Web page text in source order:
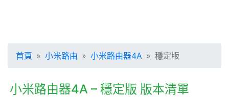
首頁 小米路由 小米路由器4A 穩定版
小米路由器4A – 穩定版 版本清單